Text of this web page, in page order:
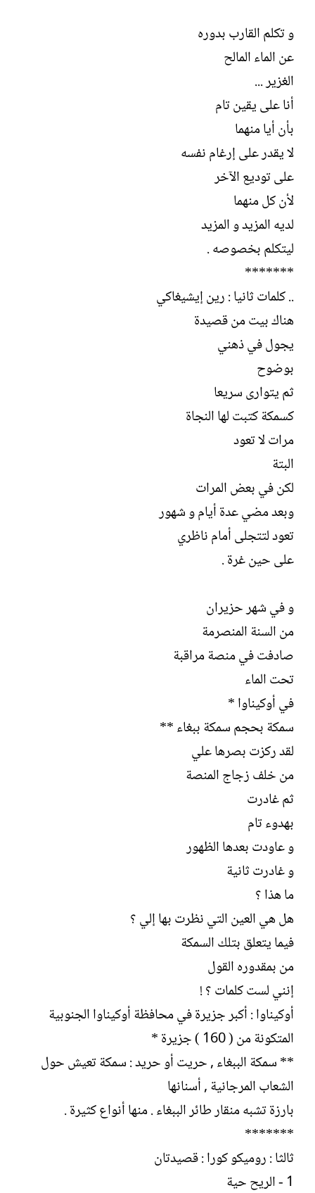
و تكلم القارب بدوره
عن الماء المالح
الغزير ...
أنا على يقين تام
بأن أيا منهما
لا يقدر على إرغام نفسه
على توديع الآخر
لأن كل منهما
لديه المزيد و المزيد
ليتكلم بخصوصه .
*******
.. كلمات ثانيا : رين إيشيغاكي
هناك بيت من قصيدة
يجول في ذهني
بوضوح
ثم يتوارى سريعا
كسمكة كتبت لها النجاة
مرات لا تعود
البتة
لكن في بعض المرات
وبعد مضي عدة أيام و شهور
تعود لتتجلى أمام ناظري
على حين غرة .
و في شهر حزيران
من السنة المنصرمة
صادفت في منصة مراقبة
تحت الماء
في أوكيناوا *
سمكة بحجم سمكة ببغاء **
لقد ركزت بصرها علي
من خلف زجاج المنصة
ثم غادرت
بهدوء تام
و عاودت بعدها الظهور
و غادرت ثانية
ما هذا ؟
هل هي العين التي نظرت بها إلي ؟
فيما يتعلق بتلك السمكة
من بمقدوره القول
إنني لست كلمات ؟ !
أوكيناوا : أكبر جزيرة في محافظة أوكيناوا الجنوبية
المتكونة من ( 160 ) جزيرة *
** سمكة الببغاء , حريت أو حريد : سمكة تعيش حول
الشعاب المرجانية , أسنانها
بارزة تشبه منقار طائر الببغاء . منها أنواع كثيرة .
*******
ثالثا : روميكو كورا : قصيدتان
1 - الريح حية